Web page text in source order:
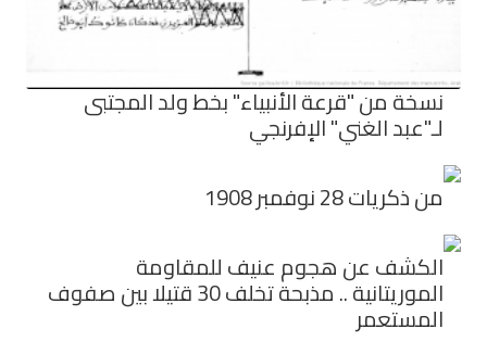
نسخة من "قرعة الأنبياء" بخط ولد المجتبى
لـ"عبد الغني" الإفرنجي
من ذكريات 28 نوفمبر 1908
الكشف عن هجوم عنيف للمقاومة
الموريتانية .. مذبحة تخلف 30 قتيلا بين صفوف
المستعمر